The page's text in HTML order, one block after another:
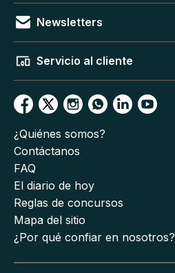
Newsletters
Servicio al cliente
¿Quiénes somos?
Contáctanos
FAQ
El diario de hoy
Reglas de concursos
Mapa del sitio
¿Por qué confiar en nosotros?